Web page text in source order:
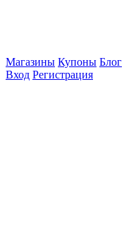
Магазины Купоны Блог
Вход Регистрация